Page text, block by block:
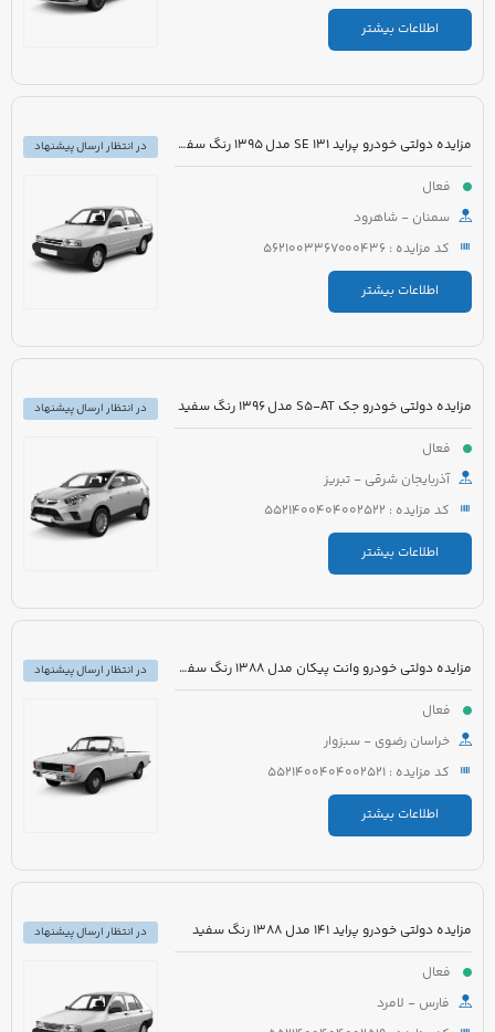
اطلاعات بیشتر
مزایده دولتی خودرو پراید 131 SE مدل 1395 رنگ سفید روغنی
فعال
سمنان - شاهرود
کد مزایده : 5621003367000436
اطلاعات بیشتر
در انتظار ارسال پیشنهاد
مزایده دولتی خودرو جک S5-AT مدل 1396 رنگ سفید
فعال
آذربایجان شرقی - تبریز
کد مزایده : 5521400404002522
اطلاعات بیشتر
در انتظار ارسال پیشنهاد
مزایده دولتی خودرو وانت پیکان مدل 1388 رنگ سفید شیری
فعال
خراسان رضوی - سبزوار
کد مزایده : 5521400404002521
اطلاعات بیشتر
در انتظار ارسال پیشنهاد
مزایده دولتی خودرو پراید 141 مدل 1388 رنگ سفید
فعال
فارس - لامرد
در انتظار ارسال پیشنهاد